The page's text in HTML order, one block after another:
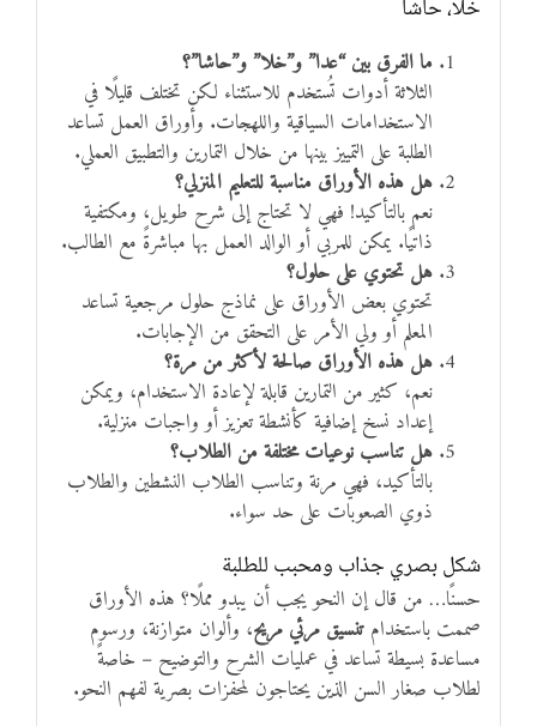
خلا، حاشا
ما الفرق بين “عدا” و”خلا” و”حاشا”؟
الثلاثة أدوات تُستخدم للاستثناء لكن تختلف قليلًا في
الاستخدامات السياقية واللهجات. وأوراق العمل تساعد
الطلبة على التمييز بينها من خلال التمارين والتطبيق العملي.
هل هذه الأوراق مناسبة للتعليم المنزلي؟
نعم بالتأكيد! فهي لا تحتاج إلى شرح طويل، ومكتفية
ذاتيًا. يمكن للمربي أو الوالد العمل بها مباشرةً مع الطالب.
هل تحتوي على حلول؟
تحتوي بعض الأوراق على نماذج حلول مرجعية تساعد
المعلم أو ولي الأمر على التحقق من الإجابات.
هل هذه الأوراق صالحة لأكثر من مرة؟
نعم، كثير من التمارين قابلة لإعادة الاستخدام، ويمكن
إعداد نسخ إضافية كأنشطة تعزيز أو واجبات منزلية.
هل تناسب نوعيات مختلفة من الطلاب؟
بالتأكيد، فهي مرنة وتناسب الطلاب النشطين والطلاب
ذوي الصعوبات على حد سواء.
شكل بصري جذاب ومحبب للطلبة
حسنًا… من قال إن النحو يجب أن يبدو مملًا؟ هذه الأوراق
صممت باستخدام تنسيق مرئي مريح، وألوان متوازنة، ورسوم
مساعدة بسيطة تساعد في عمليات الشرح والتوضيح – خاصةً
لطلاب صغار السن الذين يحتاجون لمحفزات بصرية لفهم النحو.